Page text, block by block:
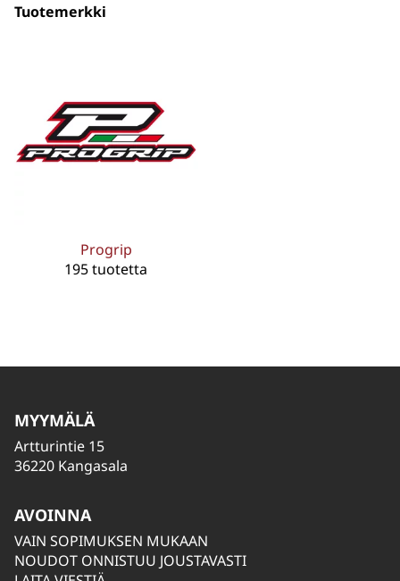
Tuotemerkki
Progrip
195 tuotetta
MYYMÄLÄ
Artturintie 15
36220 Kangasala
AVOINNA
VAIN SOPIMUKSEN MUKAAN
NOUDOT ONNISTUU JOUSTAVASTI